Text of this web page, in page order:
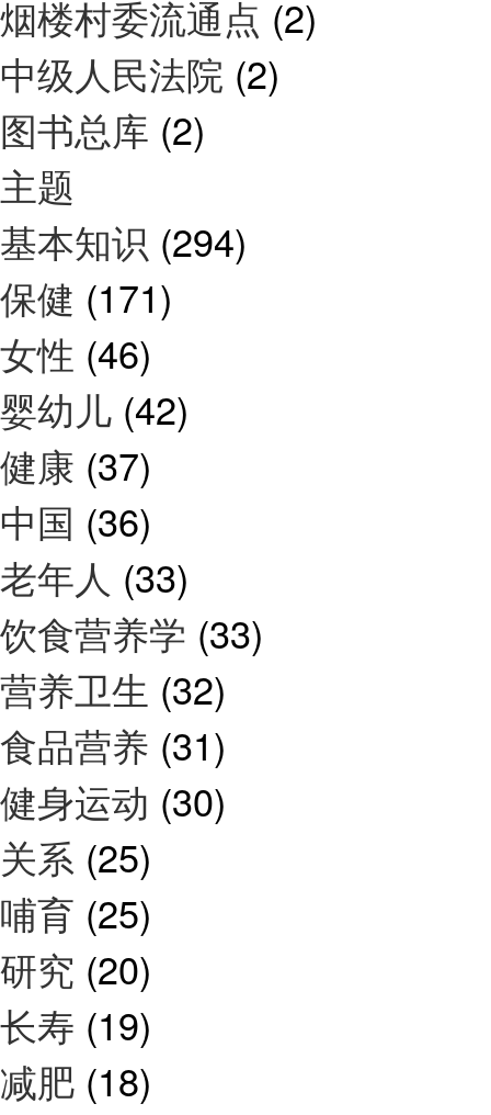
烟楼村委流通点 (2)
中级人民法院 (2)
图书总库 (2)
主题
基本知识 (294)
保健 (171)
女性 (46)
婴幼儿 (42)
健康 (37)
中国 (36)
老年人 (33)
饮食营养学 (33)
营养卫生 (32)
食品营养 (31)
健身运动 (30)
关系 (25)
哺育 (25)
研究 (20)
长寿 (19)
减肥 (18)